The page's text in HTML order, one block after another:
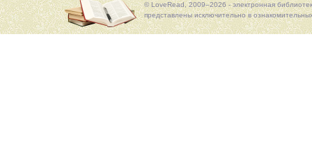
© LoveRead, 2009–2026 - электронная
представлены исключительно в